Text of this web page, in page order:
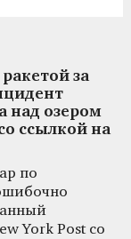
за
над озером
ссылкой на
по
York Post со